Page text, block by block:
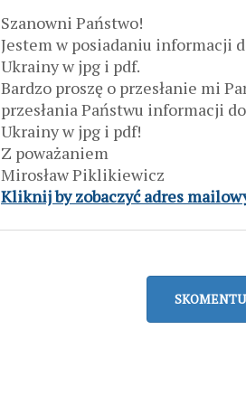
Szanowni Państwo!
Jestem w posiadaniu informacji
Ukrainy w jpg i pdf.
Bardzo proszę o przesłanie mi
przesłania Państwu informacji
Ukrainy w jpg i pdf!
Z poważaniem
Mirosław Piklikiewicz
Kliknij by zobaczyć adres